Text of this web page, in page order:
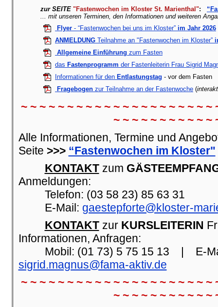
zur SEITE "Fastenwochen im Kloster St. Marienthal":
... mit unseren Terminen, den Informationen und weiteren
Flyer - “Fastenwochen bei uns im Kloster” im Jahr 2026
ANMELDUNG Teilnahme an "Fastenwochen im Kloster”
Allgemeine Einführung zum Fasten
das Fastenprogramm der Fastenleiterin Frau Sigrid
Informationen für den Entlastungstag - vor dem Fasten
Fragebogen zur Teilnahme an der Fastenwoche (
~ ~ ~ ~ ~ ~ ~ ~ ~ ~ ~ ~ ~ ~ ~ ~ ~ ~ ~ ~ ~
~ ~ ~ ~ ~ ~ ~ ~ ~ ~ ~
Alle Informationen, Termine und
Seite >>> “Fastenwochen im Kloster"
KONTAKTzum
Anmeldungen:
Telefon: (03 58 23) 85 63 31
E-Mail: gaestepforte@kloster-
KONTAKTzur KURSLEITERIN
Informationen, Anfragen:
Mobil: (01 73) 5 75 15 13 | E-
sigrid.magnus@fama-aktiv.de
~ ~ ~ ~ ~ ~ ~ ~ ~ ~ ~ ~ ~ ~ ~ ~ ~ ~ ~ ~ ~
~ ~ ~ ~ ~ ~ ~ ~ ~ ~ ~